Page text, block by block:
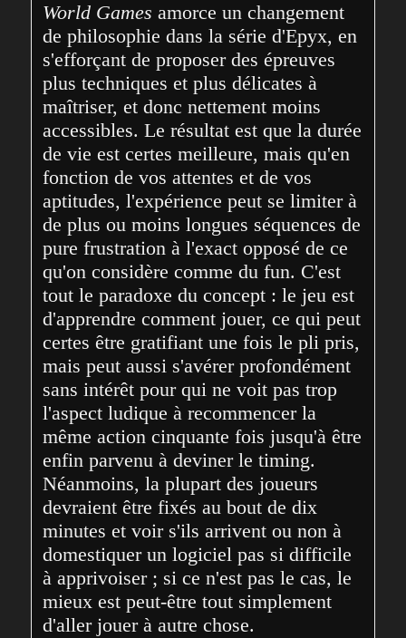
World Games amorce un changement
de philosophie dans la série d'Epyx, en
s'efforçant de proposer des épreuves
plus techniques et plus délicates à
maîtriser, et donc nettement moins
accessibles. Le résultat est que la durée
de vie est certes meilleure, mais qu'en
fonction de vos attentes et de vos
aptitudes, l'expérience peut se limiter à
de plus ou moins longues séquences de
pure frustration à l'exact opposé de ce
qu'on considère comme du fun. C'est
tout le paradoxe du concept : le jeu est
d'apprendre comment jouer, ce qui peut
certes être gratifiant une fois le pli pris,
mais peut aussi s'avérer profondément
sans intérêt pour qui ne voit pas trop
l'aspect ludique à recommencer la
même action cinquante fois jusqu'à être
enfin parvenu à deviner le timing.
Néanmoins, la plupart des joueurs
devraient être fixés au bout de dix
minutes et voir s'ils arrivent ou non à
domestiquer un logiciel pas si difficile
à apprivoiser ; si ce n'est pas le cas, le
mieux est peut-être tout simplement
d'aller jouer à autre chose.